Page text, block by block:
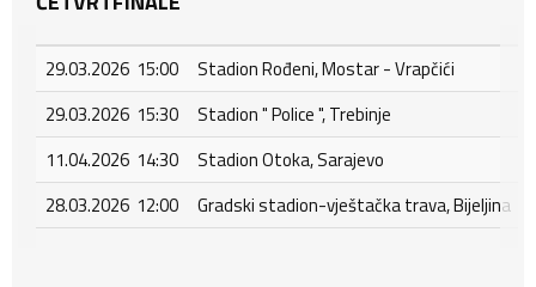
29.03.2026 15:00
Stadion Rođeni, Mostar - Vrapčići
29.03.2026 15:30
Stadion " Police ", Trebinje
11.04.2026 14:30
Stadion Otoka, Sarajevo
28.03.2026 12:00
Gradski stadion-vještačka trava, Bijeljina